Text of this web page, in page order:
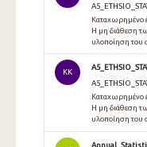
Καταχωρημένο
Η μη διάθεση
υλοποίηση του
KK
Καταχωρημένο
Η μη διάθεση
υλοποίηση του